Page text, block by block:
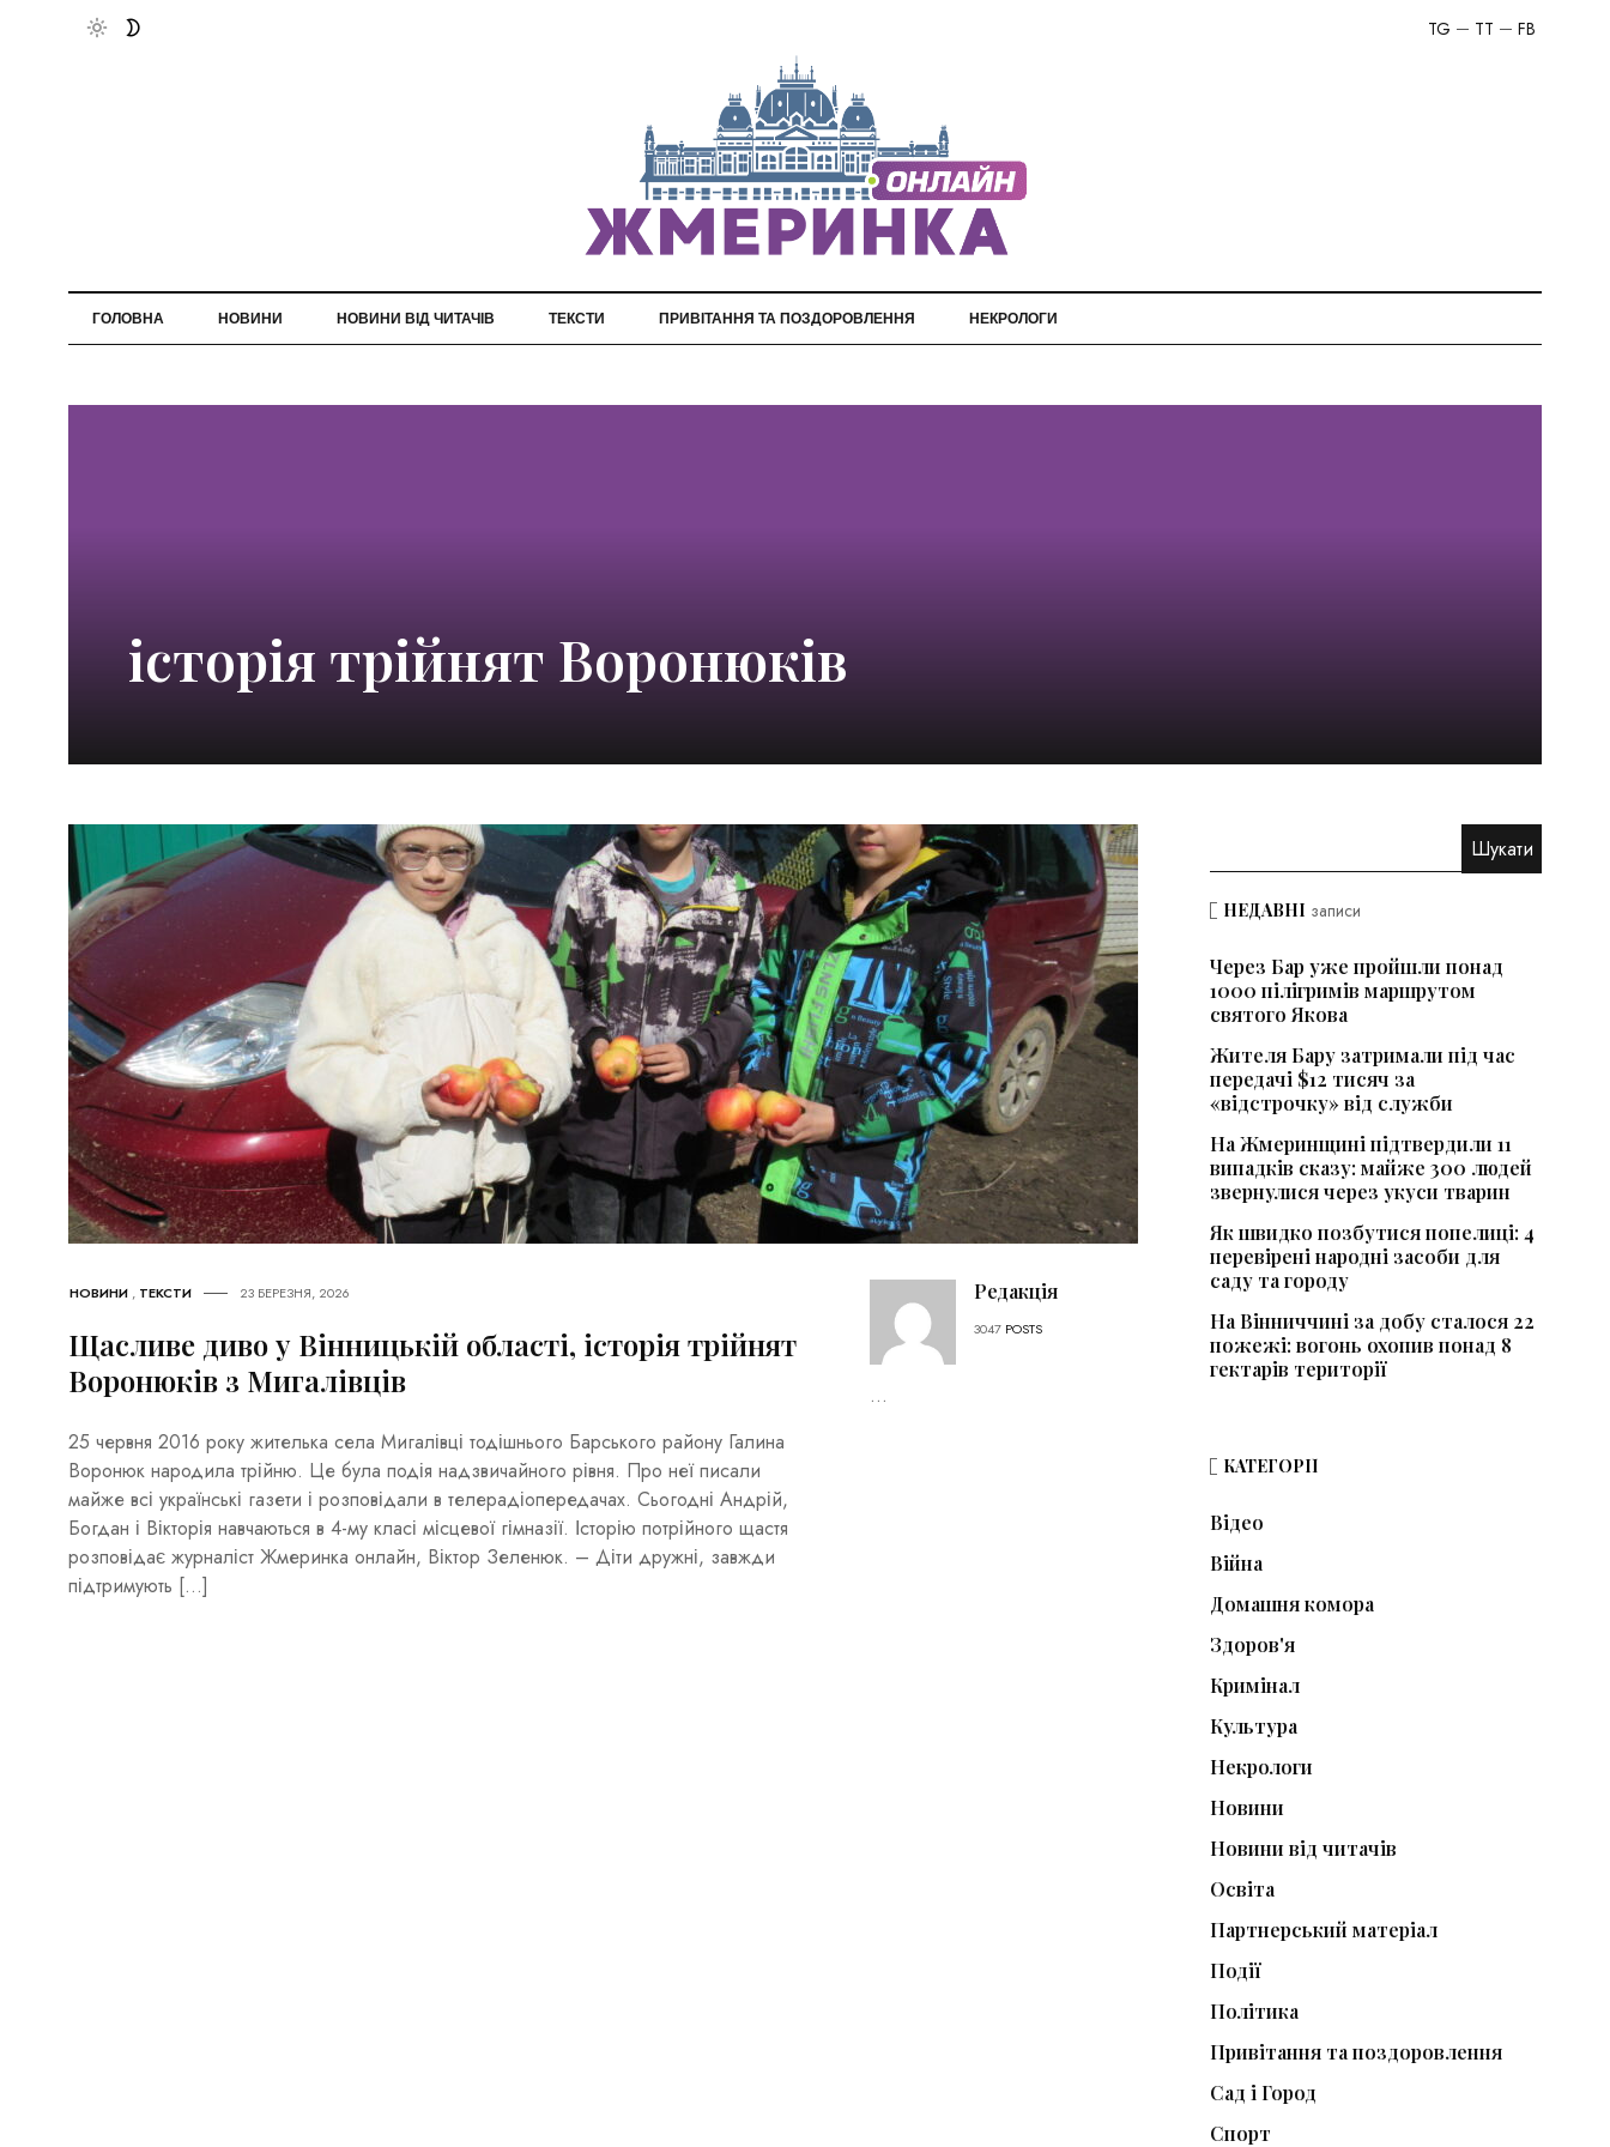
FB
TT
TG
ГОЛОВНА НОВИНИ НОВИНИ ВІД ЧИТАЧІВ ТЕКСТИ ПРИВІТАННЯ ТА ПОЗДОРОВЛЕННЯ НЕКРОЛОГИ
історія трійнят Воронюків
НОВИНИ , ТЕКСТИ 23 БЕРЕЗНЯ, 2026
Щасливе диво у Вінницькій області, історія трійнят
Воронюків з Мигалівців
25 червня 2016 року жителька села Мигалівці тодішнього Барського району Галина
Воронюк народила трійню. Це була подія надзвичайного рівня. Про неї писали
майже всі українські газети і розповідали в телерадіопередачах. Сьогодні Андрій,
Богдан і Вікторія навчаються в 4-му класі місцевої гімназії. Історію потрійного щастя
розповідає журналіст Жмеринка онлайн, Віктор Зеленюк. – Діти дружні, завжди
підтримують […]
Редакція
3047 POSTS
...
НЕДАВНІ записи
Через Бар уже пройшли понад
1000 пілігримів маршрутом
святого Якова
Жителя Бару затримали під час
передачі $12 тисяч за
«відстрочку» від служби
На Жмеринщині підтвердили 11
випадків сказу: майже 300 людей
звернулися через укуси тварин
Як швидко позбутися попелиці: 4
перевірені народні засоби для
саду та городу
На Вінниччині за добу сталося 22
пожежі: вогонь охопив понад 8
гектарів території
КАТЕГОРІЇ
Відео
Війна
Домашня комора
Здоров'я
Кримінал
Культура
Некрологи
Новини
Новини від читачів
Освіта
Партнерський матеріал
Події
Політика
Привітання та поздоровлення
Сад і Город
Спорт